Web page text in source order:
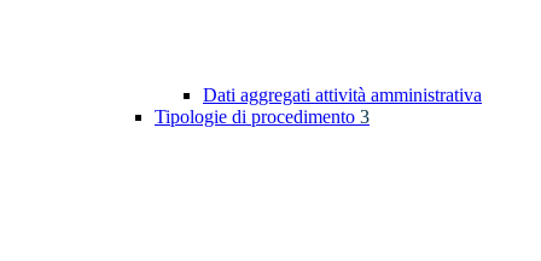
Dati aggregati attività amministrativa
Tipologie di procedimento 3